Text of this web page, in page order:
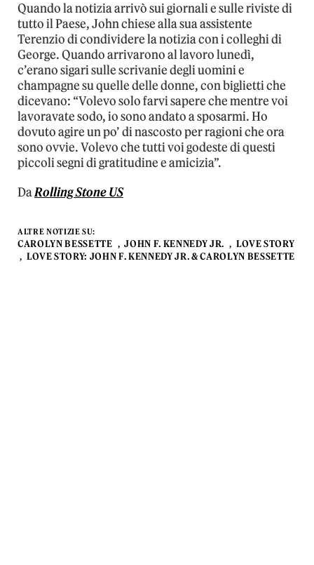
Quando la notizia arrivò sui giornali e sulle riviste di
tutto il Paese, John chiese alla sua assistente
Terenzio di condividere la notizia con i colleghi di
George. Quando arrivarono al lavoro lunedì,
c’erano sigari sulle scrivanie degli uomini e
champagne su quelle delle donne, con biglietti che
dicevano: “Volevo solo farvi sapere che mentre voi
lavoravate sodo, io sono andato a sposarmi. Ho
dovuto agire un po’ di nascosto per ragioni che ora
sono ovvie. Volevo che tutti voi godeste di questi
piccoli segni di gratitudine e amicizia”.
DaRolling Stone US
ALTRE NOTIZIE SU:
CAROLYN BESSETTE JOHN F. KENNEDY JR.
LOVE STORY
LOVE STORY: JOHN F. KENNEDY JR. & CAROLYN BESSETTE